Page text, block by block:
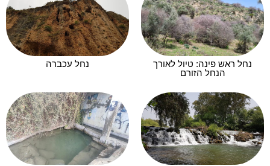
נחל ראש פינה: טיול לאורך
הנחל הזורם
נחל עכברה